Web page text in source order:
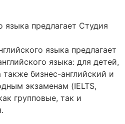
языка предлагает Студия
языка предлагает
языка: для детей,
бизнес-английский и
экзаменам (IELTS,
групповые, так и